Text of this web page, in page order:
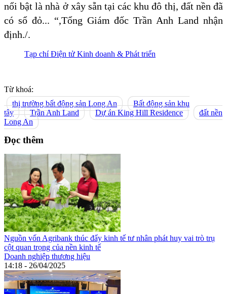
nổi bật là nhà ở xây sẵn tại các khu đô thị, đất nền đã
có sổ đỏ... “,Tổng Giám đốc Trần Anh Land nhận
định./.
Tạp chí Điện tử Kinh doanh & Phát triển
Từ khoá:
thị trường bất động sản Long An
Bất động sản khu
tây
Trần Anh Land Dự án King Hill Residence
đất nền
Long An
Đọc thêm
Nguồn vốn Agribank thúc đẩy kinh tế tư nhân phát huy vai trò trụ
cột quan trọng của nền kinh tế
Doanh nghiệp thương hiệu
14:18 - 26/04/2025